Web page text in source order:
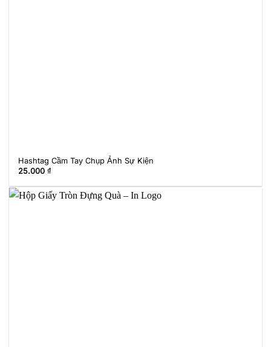
Hashtag Cầm Tay Chụp Ảnh Sự Kiện
25.000₫